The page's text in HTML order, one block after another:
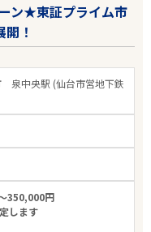
ン★東証プライム市
！
泉中央駅 (仙台市営地下鉄
350,000円
します